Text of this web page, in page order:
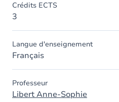
Crédits ECTS
3
Langue d'enseignement
Français
Professeur
Libert Anne-Sophie